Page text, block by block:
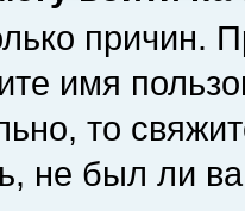
причин.
имя
то
не был ли